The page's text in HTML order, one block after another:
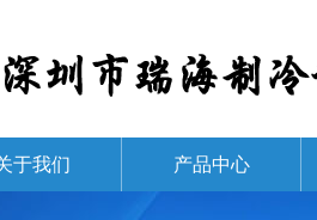
于我们 产品中心